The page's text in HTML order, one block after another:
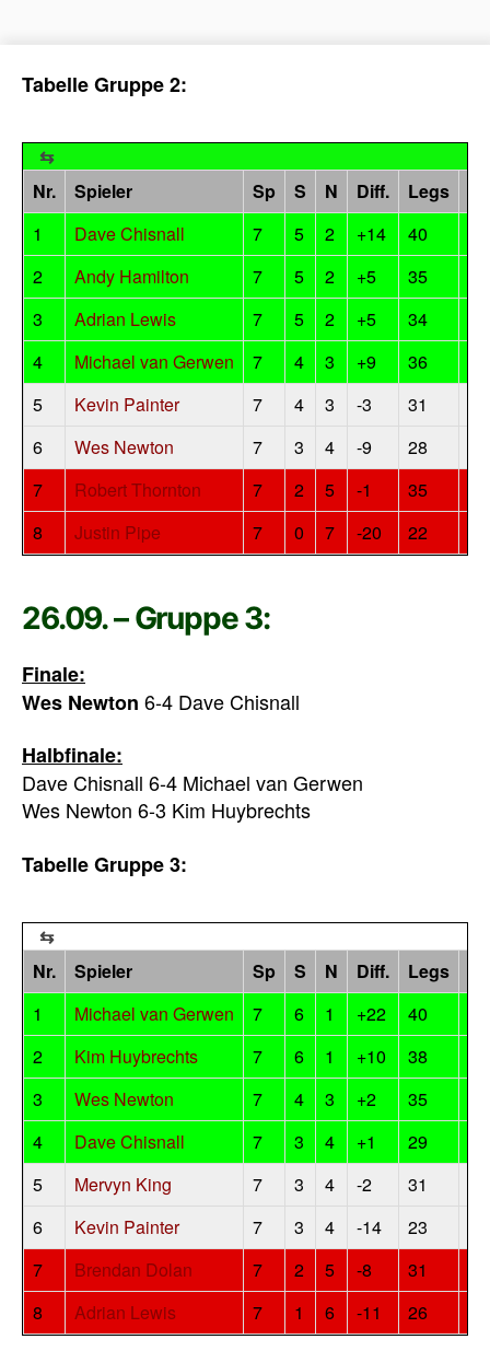
Tabelle Gruppe 2:
Nr. Spieler Sp S N Diff. Legs
1
Dave Chisnall 7 5 2 +14 40
2
Andy Hamilton 7 5 2 +5 35
3
Adrian Lewis 7 5 2 +5 34
4
Michael van Gerwen 7 4 3 +9 36
5
Kevin Painter 7 4 3 -3 31
6
Wes Newton 7 3 4 -9 28
7
Robert Thornton 7 2 5 -1 35
8
Justin Pipe 7 0 7 -20 22
26.09. – Gruppe 3:
Finale:
Wes Newton 6-4 Dave Chisnall
Halbfinale:
Dave Chisnall 6-4 Michael van Gerwen
Wes Newton 6-3 Kim Huybrechts
Tabelle Gruppe 3:
Nr. Spieler Sp S N Diff. Legs
1
Michael van Gerwen 7 6 1 +22 40
2
Kim Huybrechts 7 6 1 +10 38
3
Wes Newton 7 4 3 +2 35
4
Dave Chisnall 7 3 4 +1 29
5
Mervyn King 7 3 4 -2 31
6
Kevin Painter 7 3 4 -14 23
7
Brendan Dolan 7 2 5 -8 31
8
Adrian Lewis 7 1 6 -11 26